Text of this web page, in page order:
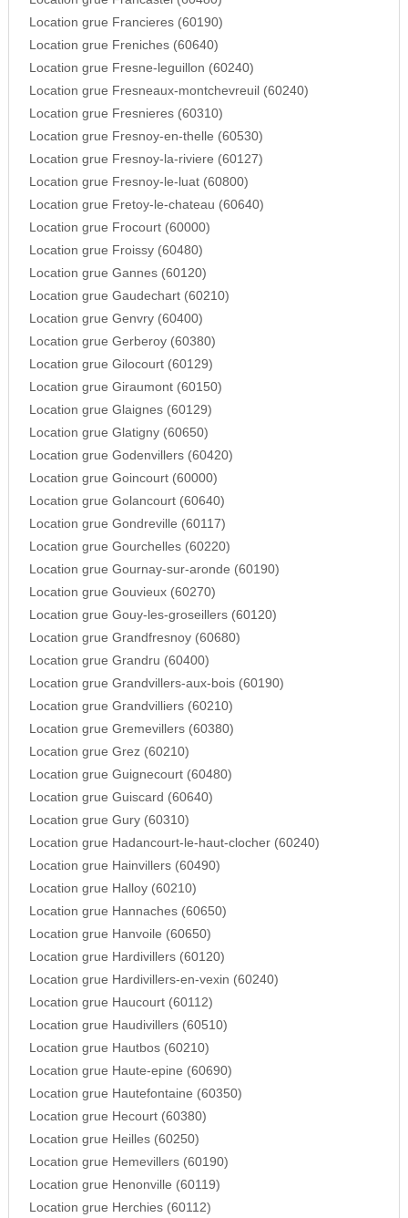
Location grue Francieres (60190)
Location grue Freniches (60640)
Location grue Fresne-leguillon (60240)
Location grue Fresneaux-montchevreuil (60240)
Location grue Fresnieres (60310)
Location grue Fresnoy-en-thelle (60530)
Location grue Fresnoy-la-riviere (60127)
Location grue Fresnoy-le-luat (60800)
Location grue Fretoy-le-chateau (60640)
Location grue Frocourt (60000)
Location grue Froissy (60480)
Location grue Gannes (60120)
Location grue Gaudechart (60210)
Location grue Genvry (60400)
Location grue Gerberoy (60380)
Location grue Gilocourt (60129)
Location grue Giraumont (60150)
Location grue Glaignes (60129)
Location grue Glatigny (60650)
Location grue Godenvillers (60420)
Location grue Goincourt (60000)
Location grue Golancourt (60640)
Location grue Gondreville (60117)
Location grue Gourchelles (60220)
Location grue Gournay-sur-aronde (60190)
Location grue Gouvieux (60270)
Location grue Gouy-les-groseillers (60120)
Location grue Grandfresnoy (60680)
Location grue Grandru (60400)
Location grue Grandvillers-aux-bois (60190)
Location grue Grandvilliers (60210)
Location grue Gremevillers (60380)
Location grue Grez (60210)
Location grue Guignecourt (60480)
Location grue Guiscard (60640)
Location grue Gury (60310)
Location grue Hadancourt-le-haut-clocher (60240)
Location grue Hainvillers (60490)
Location grue Halloy (60210)
Location grue Hannaches (60650)
Location grue Hanvoile (60650)
Location grue Hardivillers (60120)
Location grue Hardivillers-en-vexin (60240)
Location grue Haucourt (60112)
Location grue Haudivillers (60510)
Location grue Hautbos (60210)
Location grue Haute-epine (60690)
Location grue Hautefontaine (60350)
Location grue Hecourt (60380)
Location grue Heilles (60250)
Location grue Hemevillers (60190)
Location grue Henonville (60119)
Location grue Herchies (60112)